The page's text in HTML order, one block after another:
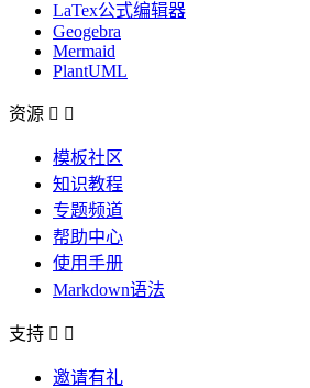
LaTex公式编辑器
Geogebra
Mermaid
PlantUML
资源  
模板社区
知识教程
专题频道
帮助中心
使用手册
Markdown语法
支持  
邀请有礼